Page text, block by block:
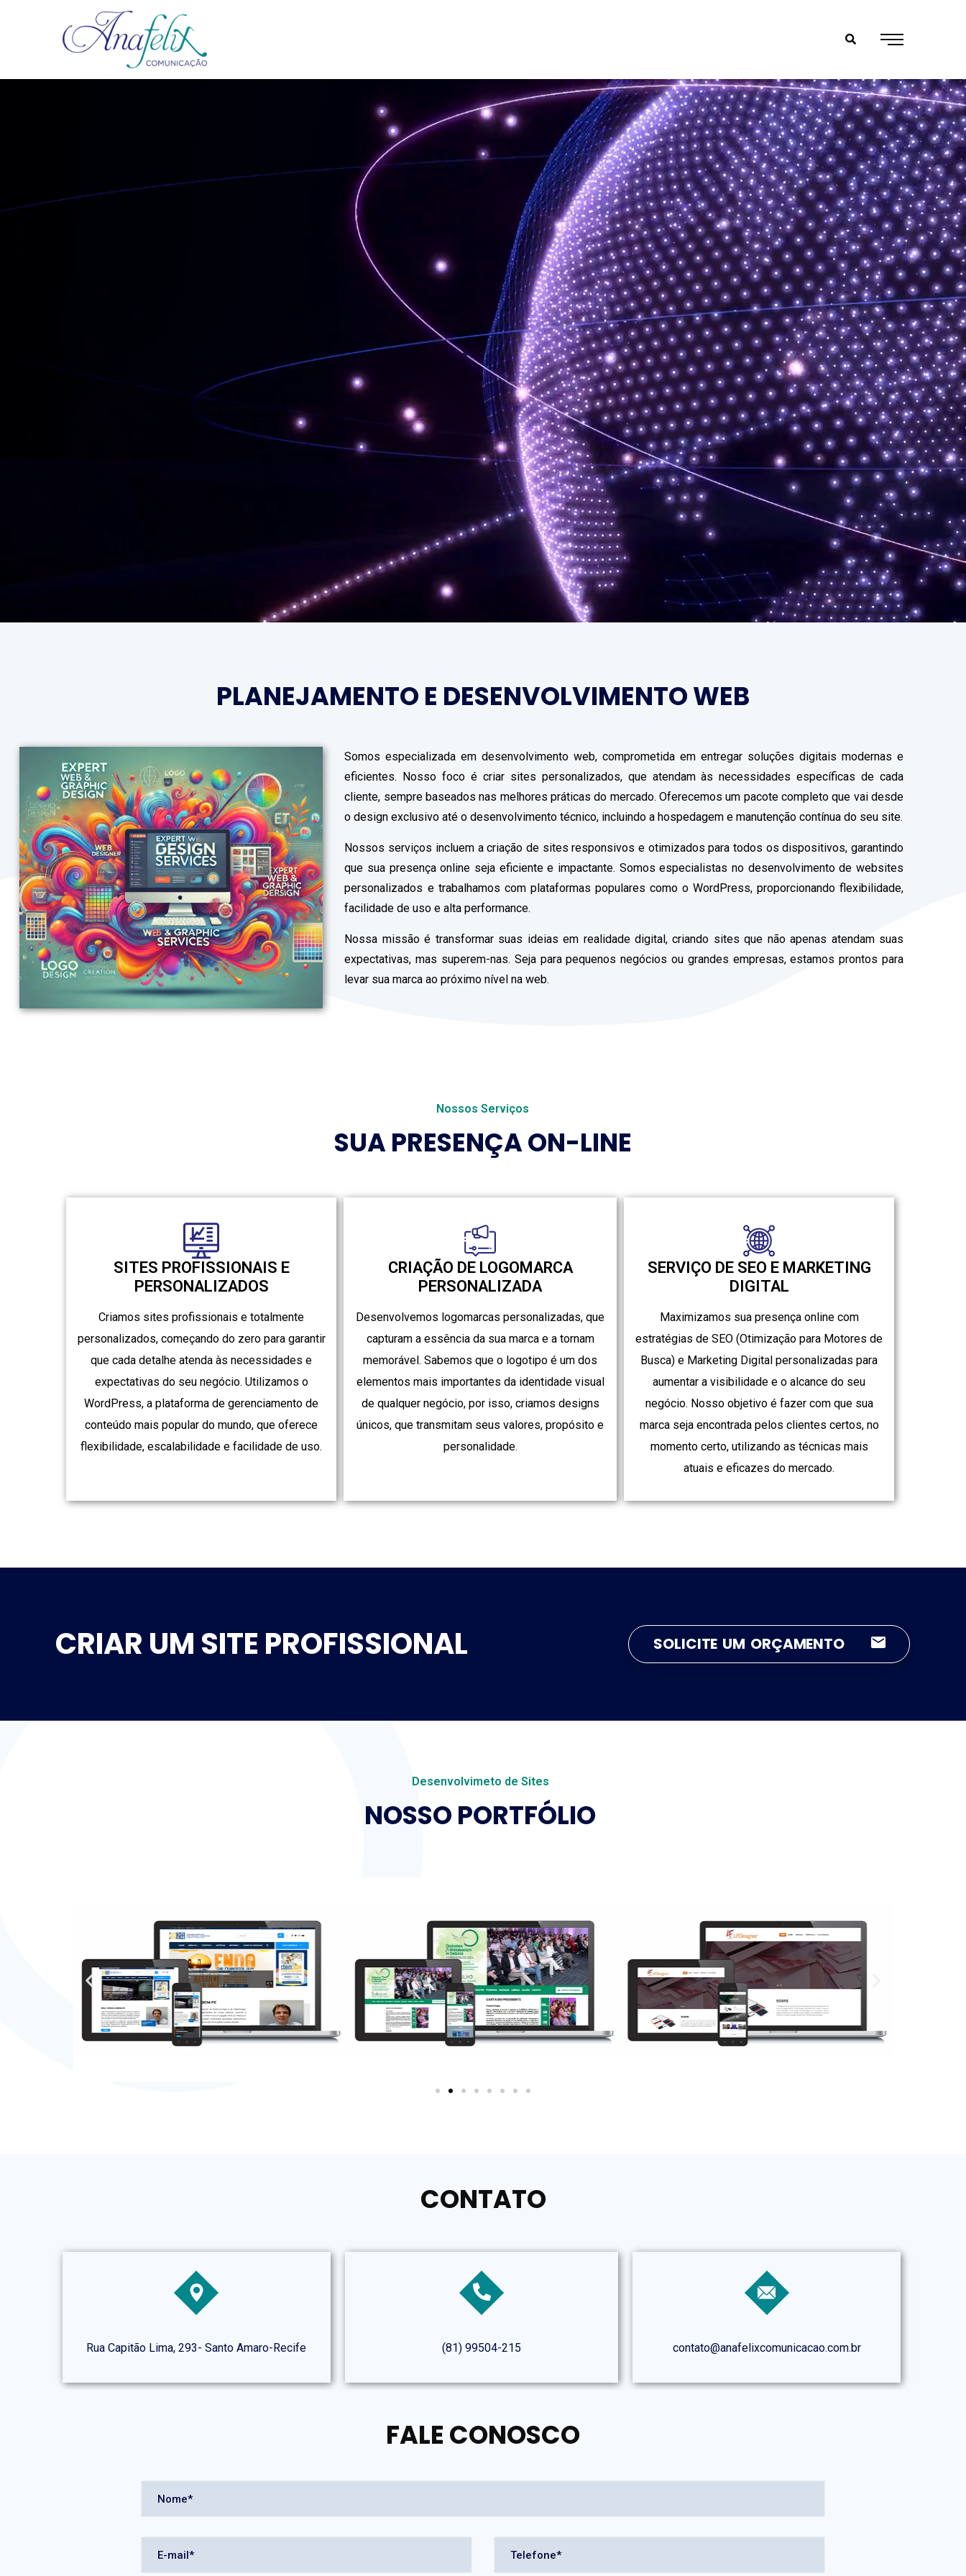
PLANEJAMENTO E DESENVOLVIMENTO WEB
Somos especializada em desenvolvimento web, comprometida em entregar soluções digitais modernas e
eficientes. Nosso foco é criar sites personalizados, que atendam às necessidades específicas de cada
cliente, sempre baseados nas melhores práticas do mercado. Oferecemos um pacote completo que vai desde
o design exclusivo até o desenvolvimento técnico, incluindo a hospedagem e manutenção contínua do seu site.
Nossos serviços incluem a criação de sites responsivos e otimizados para todos os dispositivos, garantindo
que sua presença online seja eficiente e impactante. Somos especialistas no desenvolvimento de websites
personalizados e trabalhamos com plataformas populares como o WordPress, proporcionando flexibilidade,
facilidade de uso e alta performance.
Nossa missão é transformar suas ideias em realidade digital, criando sites que não apenas atendam suas
expectativas, mas superem-nas. Seja para pequenos negócios ou grandes empresas, estamos prontos para
levar sua marca ao próximo nível na web.
Nossos Serviços
SUA PRESENÇA ON-LINE
SITES PROFISSIONAIS E
PERSONALIZADOS
Criamos sites profissionais e totalmente
personalizados, começando do zero para garantir
que cada detalhe atenda às necessidades e
expectativas do seu negócio. Utilizamos o
WordPress, a plataforma de gerenciamento de
conteúdo mais popular do mundo, que oferece
flexibilidade, escalabilidade e facilidade de uso.
CRIAÇÃO DE LOGOMARCA
PERSONALIZADA
Desenvolvemos logomarcas personalizadas, que
capturam a essência da sua marca e a tornam
memorável. Sabemos que o logotipo é um dos
elementos mais importantes da identidade visual
de qualquer negócio, por isso, criamos designs
únicos, que transmitam seus valores, propósito e
personalidade.
SERVIÇO DE SEO E MARKETING
DIGITAL
Maximizamos sua presença online com
estratégias de SEO (Otimização para Motores de
Busca) e Marketing Digital personalizadas para
aumentar a visibilidade e o alcance do seu
negócio. Nosso objetivo é fazer com que sua
marca seja encontrada pelos clientes certos, no
momento certo, utilizando as técnicas mais
atuais e eficazes do mercado.
CRIAR UM SITE PROFISSIONAL SOLICITE UM ORÇAMENTO
Desenvolvimeto de Sites
NOSSO PORTFÓLIO
CONTATO
Rua Capitão Lima, 293- Santo Amaro-Recife (81) 99504-215 contato@anafelixcomunicacao.com.br
FALE CONOSCO